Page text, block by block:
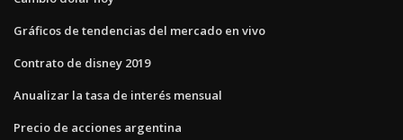
Gráficos de tendencias del mercado en vivo
Contrato de disney 2019
Anualizar la tasa de interés mensual
Precio de acciones argentina